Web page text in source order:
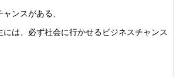
ンスがある、
には、必ず社会に行かせるビジネスチャンス